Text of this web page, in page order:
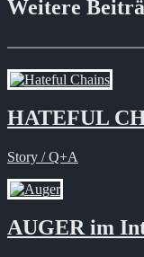
Weitere
HATEFUL
Story / Q+A
AUGER im